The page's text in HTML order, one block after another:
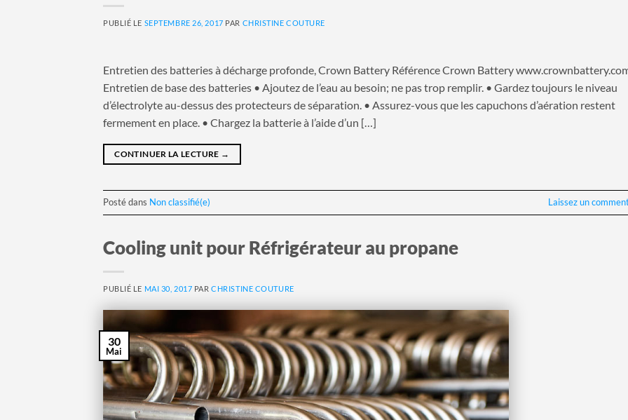
PUBLIÉ LE SEPTEMBRE 26, 2017 PAR CHRISTINE COUTURE
Entretien des batteries à décharge profonde, Crown Battery Référence Crown Battery
Entretien de base des batteries • Ajoutez de l’eau au besoin; ne pas trop remplir. • Gardez toujours le niveau
d’électrolyte au-dessus des protecteurs de séparation. • Assurez-vous que les capuchons d’aération restent
fermement en place. • Chargez la batterie à l’aide d’un […]
CONTINUER LA LECTURE →
Posté dans Non classifié(e) Laissez un
Cooling unit pour Réfrigérateur au propane
PUBLIÉ LE MAI 30, 2017 PARCHRISTINE COUTURE
30
Mai